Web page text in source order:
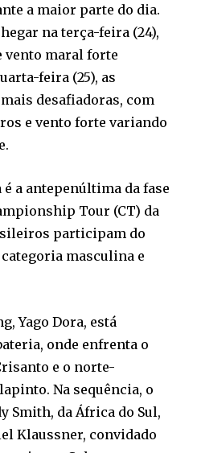
a maior parte do dia.
na terça-feira (24),
vento maral forte
feira (25), as
desafiadoras, com
e vento forte variando
é a antepenúltima da fase
Tour (CT) da
participam do
masculina e
Yago Dora, está
onde enfrenta o
e o norte-
Na sequência, o
Smith, da África do Sul,
Klaussner, convidado